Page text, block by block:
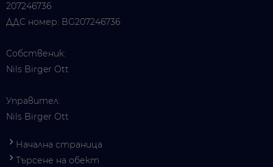
207246736
ДДС номер: BG207246736
Собственик:
Nils Birger Ott
Управител:
Nils Birger Ott
Начална страница
Търсене на обект